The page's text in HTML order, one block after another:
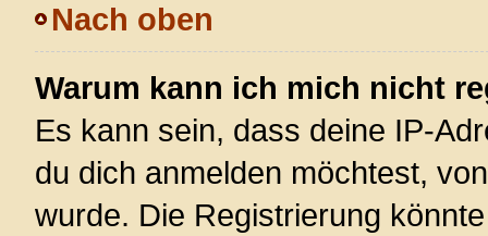
Nach oben
Warum kann ich mich nicht
Es kann sein, dass deine IP-
du dich anmelden möchtest,
wurde. Die Registrierung